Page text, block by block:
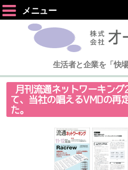
メニュー
生活者と企業を「快
月刊流通ネットワーキング
て、当社の唱えるVMDの再
た。